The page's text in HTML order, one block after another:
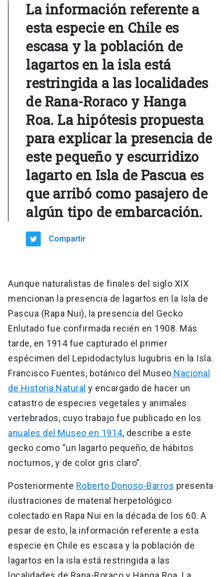
La información referente a
esta especie en Chile es
escasa y la población de
lagartos en la isla está
restringida a las localidades
de Rana-Roraco y Hanga
Roa. La hipótesis propuesta
para explicar la presencia de
este pequeño y escurridizo
lagarto en Isla de Pascua es
que arribó como pasajero de
algún tipo de embarcación.
Compartir
Aunque naturalistas de finales del siglo XIX
mencionan la presencia de lagartos en la Isla de
Pascua (Rapa Nui), la presencia del Gecko
Enlutado fue confirmada recién en 1908. Más
tarde, en 1914 fue capturado el primer
espécimen del Lepidodactylus lugubris en la Isla.
Francisco Fuentes, botánico del Museo Nacional
de Historia Natural y encargado de hacer un
catastro de especies vegetales y animales
vertebrados, cuyo trabajo fue publicado en los
anuales del Museo en 1914, describe a este
gecko como “un lagarto pequeño, de hábitos
nocturnos, y de color gris claro”.
Posteriormente Roberto Donoso-Barros presenta
ilustraciones de material herpetológico
colectado en Rapa Nui en la década de los 60. A
pesar de esto, la información referente a esta
especie en Chile es escasa y la población de
lagartos en la isla está restringida a las